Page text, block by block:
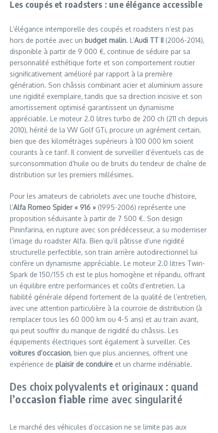
Les coupés et roadsters : une élégance accessible
L’élégance intemporelle des coupés et roadsters n’est pas
hors de portée avec un budget malin. L’Audi TT II (2006-2014),
disponible à partir de 9 000 €, continue de séduire par sa
personnalité esthétique forte et son comportement routier
significativement amélioré par rapport à la première
génération. Son châssis combinant acier et aluminium assure
une rigidité exemplaire, tandis que sa direction incisive et son
amortissement optimisé garantissent un dynamisme
appréciable. Le moteur 2.0 litres turbo de 200 ch (211 ch depuis
2010), hérité de la VW Golf GTi, procure un agrément certain,
bien que des kilométrages supérieurs à 100 000 km soient
courants à ce tarif. Il convient de surveiller d’éventuels cas de
surconsommation d’huile ou de bruits du tendeur de chaîne de
distribution sur les premiers millésimes.
Pour les amateurs de cabriolets avec une touche d’histoire,
l’Alfa Romeo Spider « 916 » (1995-2006) représente une
proposition séduisante à partir de 7 500 €. Son design
Pininfarina, en rupture avec son prédécesseur, a su moderniser
l’image du roadster Alfa. Bien qu’il pâtisse d’une rigidité
structurelle perfectible, son train arrière autodirectionnel lui
confère un dynamisme appréciable. Le moteur 2.0 litres Twin-
Spark de 150/155 ch est le plus homogène et répandu, offrant
un équilibre entre performances et coûts d’entretien. La
fiabilité générale dépend fortement de la qualité de l’entretien,
avec une attention particulière à la courroie de distribution (à
remplacer tous les 60 000 km ou 4-5 ans) et au train avant,
qui peut souffrir du manque de rigidité du châssis. Les
équipements électriques sont également à surveiller. Ces
voitures d’occasion, bien que plus anciennes, offrent une
expérience de plaisir de conduire et un charme indéniable.
Des choix polyvalents et originaux : quand
l’occasion fiable rime avec singularité
Le marché des véhicules d’occasion ne se limite pas aux